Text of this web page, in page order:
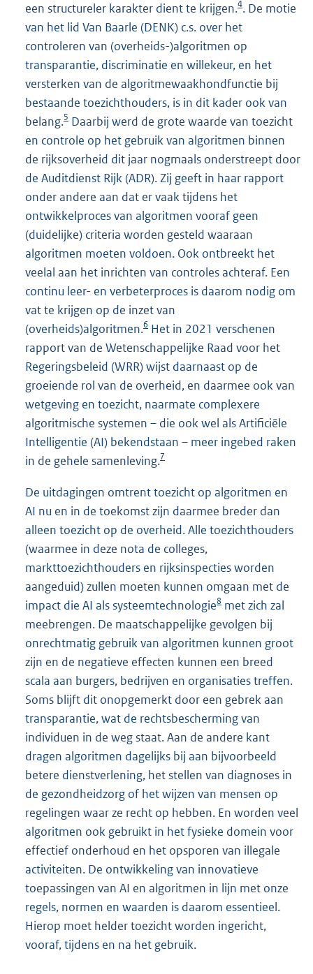
een structureler karakter dient te krijgen.4. De motie
van het lid Van Baarle (DENK) c.s. over het
controleren van (overheids-)algoritmen op
transparantie, discriminatie en willekeur, en het
versterken van de algoritmewaakhondfunctie bij
bestaande toezichthouders, is in dit kader ook van
belang.5 Daarbij werd de grote waarde van toezicht
en controle op het gebruik van algoritmen binnen
de rijksoverheid dit jaar nogmaals onderstreept door
de Auditdienst Rijk (ADR). Zij geeft in haar rapport
onder andere aan dat er vaak tijdens het
ontwikkelproces van algoritmen vooraf geen
(duidelijke) criteria worden gesteld waaraan
algoritmen moeten voldoen. Ook ontbreekt het
veelal aan het inrichten van controles achteraf. Een
continu leer- en verbeterproces is daarom nodig om
vat te krijgen op de inzet van
(overheids)algoritmen.6 Het in 2021 verschenen
rapport van de Wetenschappelijke Raad voor het
Regeringsbeleid (WRR) wijst daarnaast op de
groeiende rol van de overheid, en daarmee ook van
wetgeving en toezicht, naarmate complexere
algoritmische systemen – die ook wel als Artificiële
Intelligentie (AI) bekendstaan – meer ingebed raken
in de gehele samenleving.7
De uitdagingen omtrent toezicht op algoritmen en
AI nu en in de toekomst zijn daarmee breder dan
alleen toezicht op de overheid. Alle toezichthouders
(waarmee in deze nota de colleges,
markttoezichthouders en rijksinspecties worden
aangeduid) zullen moeten kunnen omgaan met de
impact die AI als systeemtechnologie8 met zich zal
meebrengen. De maatschappelijke gevolgen bij
onrechtmatig gebruik van algoritmen kunnen groot
zijn en de negatieve effecten kunnen een breed
scala aan burgers, bedrijven en organisaties treffen.
Soms blijft dit onopgemerkt door een gebrek aan
transparantie, wat de rechtsbescherming van
individuen in de weg staat. Aan de andere kant
dragen algoritmen dagelijks bij aan bijvoorbeeld
betere dienstverlening, het stellen van diagnoses in
de gezondheidzorg of het wijzen van mensen op
regelingen waar ze recht op hebben. En worden veel
algoritmen ook gebruikt in het fysieke domein voor
effectief onderhoud en het opsporen van illegale
activiteiten. De ontwikkeling van innovatieve
toepassingen van AI en algoritmen in lijn met onze
regels, normen en waarden is daarom essentieel.
Hierop moet helder toezicht worden ingericht,
vooraf, tijdens en na het gebruik.